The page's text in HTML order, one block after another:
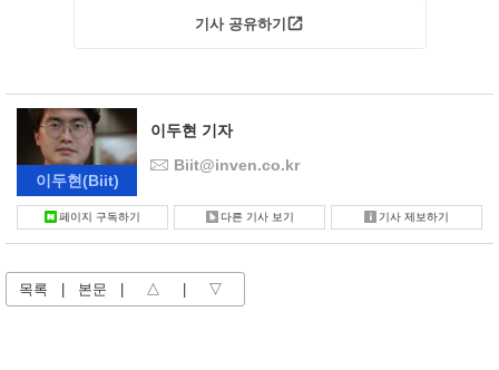
기사 공유하기
이두현(Biit)
이두현 기자
Biit@inven.co.kr
페이지 구독하기 다른 기사 보기 기사 제보하기
목록 본문 △ ▽